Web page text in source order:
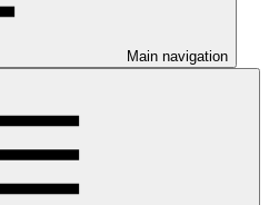
Main navigation